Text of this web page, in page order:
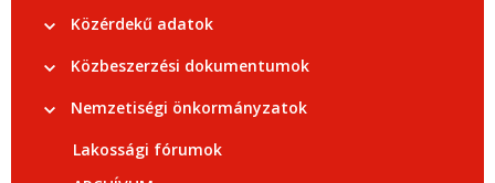
Közérdekű adatok
Közbeszerzési dokumentumok
Nemzetiségi önkormányzatok
Lakossági fórumok